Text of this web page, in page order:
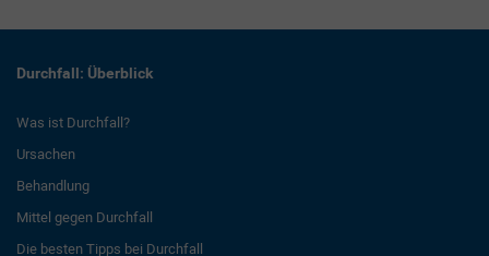
Durchfall: Überblick
Was ist Durchfall?
Ursachen
Behandlung
Mittel gegen Durchfall
Die besten Tipps bei Durchfall